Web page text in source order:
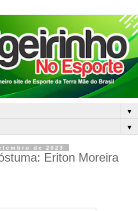
▼
▼
de 2023
Eriton Moreira